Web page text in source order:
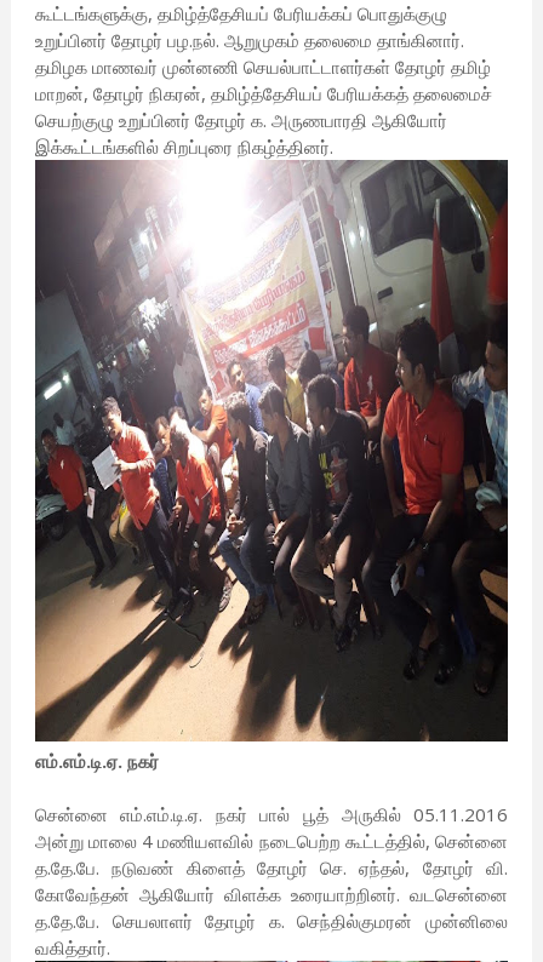
கூட்டங்களுக்கு, தமிழ்த்தேசியப் பேரியக்கப் பொதுக்குழு
உறுப்பினர் தோழர் பழ.நல். ஆறுமுகம் தலைமை தாங்கினார்.
தமிழக மாணவர் முன்னணி செயல்பாட்டாளர்கள் தோழர் தமிழ்
மாறன், தோழர் நிகரன், தமிழ்த்தேசியப் பேரியக்கத் தலைமைச்
செயற்குழு உறுப்பினர் தோழர் க. அருணபாரதி ஆகியோர்
இக்கூட்டங்களில் சிறப்புரை நிகழ்த்தினர்.
எம்.எம்.டி.ஏ. நகர்
சென்னை எம்.எம்.டி.ஏ. நகர் பால் பூத் அருகில் 05.11.2016
அன்று மாலை 4 மணியளவில் நடைபெற்ற கூட்டத்தில், சென்னை
த.தே.பே. நடுவண் கிளைத் தோழர் செ. ஏந்தல், தோழர் வி.
கோவேந்தன் ஆகியோர் விளக்க உரையாற்றினர். வடசென்னை
த.தே.பே. செயலாளர் தோழர் க. செந்தில்குமரன் முன்னிலை
வகித்தார்.